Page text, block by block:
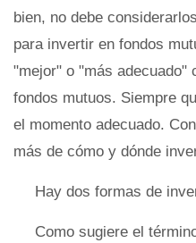
bien, no debe
para invertir en fondos
"mejor" o "más adecuado"
fondos mutuos. Siempre
el momento adecuado.
más de cómo y dónde
Hay dos formas de
Como sugiere el